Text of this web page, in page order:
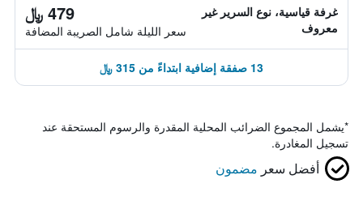
غرفة قياسية، نوع السرير غير
معروف
479 ﷼
سعر الليلة شامل الصريبة المضافة
13 صفقة إضافية ابتداءً من 315 ﷼
*يشمل المجموع الضرائب المحلية المقدرة والرسوم المستحقة عند
تسجيل المغادرة.
أفضل سعر مضمون